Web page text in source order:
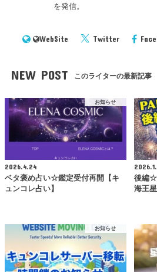
を発信。
WebSite Twitter
NEW POST このライターの最新記事
お知らせ
2026.4.24
ベタ褒め占い☆鑑定受付再開【キ
ュンコレ占い】
後編
海王
お知らせ